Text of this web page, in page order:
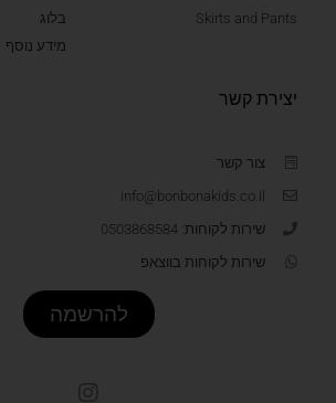
Skirts and Pants
בלוג
מידע נוסף
יצירת קשר
צור קשר
info@bonbonakids.co.il
שירות לקוחות: 0503868584
שירות לקוחות בווצאפ
להרשמה